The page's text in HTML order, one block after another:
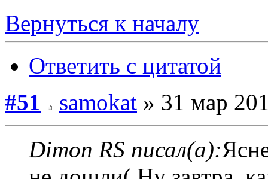
Вернуться к началу
Ответить с цитатой
#51
samokat » 31 мар
Dimon RS писал(а):